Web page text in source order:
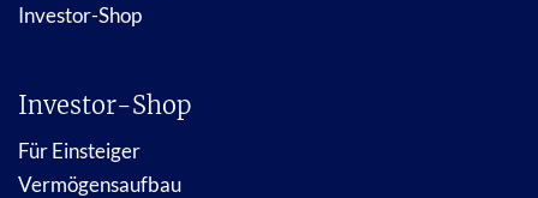
Investor-Shop
Investor-Shop
Für Einsteiger
Vermögensaufbau